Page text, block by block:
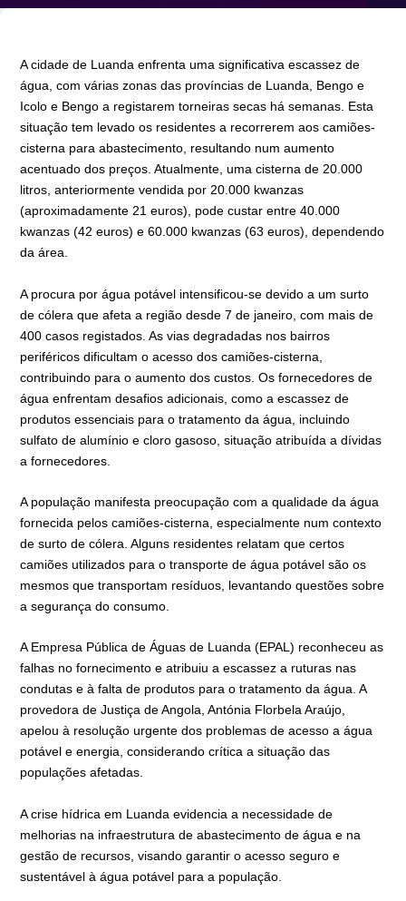
A cidade de Luanda enfrenta uma significativa escassez de
água, com várias zonas das províncias de Luanda, Bengo e
Icolo e Bengo a registarem torneiras secas há semanas. Esta
situação tem levado os residentes a recorrerem aos camiões-
cisterna para abastecimento, resultando num aumento
acentuado dos preços. Atualmente, uma cisterna de 20.000
litros, anteriormente vendida por 20.000 kwanzas
(aproximadamente 21 euros), pode custar entre 40.000
kwanzas (42 euros) e 60.000 kwanzas (63 euros), dependendo
da área.
A procura por água potável intensificou-se devido a um surto
de cólera que afeta a região desde 7 de janeiro, com mais de
400 casos registados. As vias degradadas nos bairros
periféricos dificultam o acesso dos camiões-cisterna,
contribuindo para o aumento dos custos. Os fornecedores de
água enfrentam desafios adicionais, como a escassez de
produtos essenciais para o tratamento da água, incluindo
sulfato de alumínio e cloro gasoso, situação atribuída a dívidas
a fornecedores.
A população manifesta preocupação com a qualidade da água
fornecida pelos camiões-cisterna, especialmente num contexto
de surto de cólera. Alguns residentes relatam que certos
camiões utilizados para o transporte de água potável são os
mesmos que transportam resíduos, levantando questões sobre
a segurança do consumo.
A Empresa Pública de Águas de Luanda (EPAL) reconheceu as
falhas no fornecimento e atribuiu a escassez a ruturas nas
condutas e à falta de produtos para o tratamento da água. A
provedora de Justiça de Angola, Antónia Florbela Araújo,
apelou à resolução urgente dos problemas de acesso a água
potável e energia, considerando crítica a situação das
populações afetadas.
A crise hídrica em Luanda evidencia a necessidade de
melhorias na infraestrutura de abastecimento de água e na
gestão de recursos, visando garantir o acesso seguro e
sustentável à água potável para a população.